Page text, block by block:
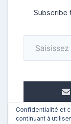
Subscribe
Saisissez votre adresse e-mail…
Confidentialité et
continuant à